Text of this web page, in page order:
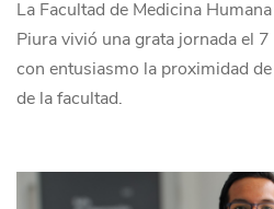
La Facultad de Medicina
Piura vivió una grata jornada el
con entusiasmo la proximidad
de la facultad.